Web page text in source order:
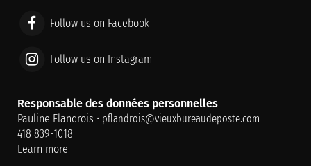
Follow us on Facebook
Follow us on Instagram
Responsable des données personnelles
Pauline Flandrois • pflandrois@vieuxbureaudeposte.com
418 839-1018
Learn more